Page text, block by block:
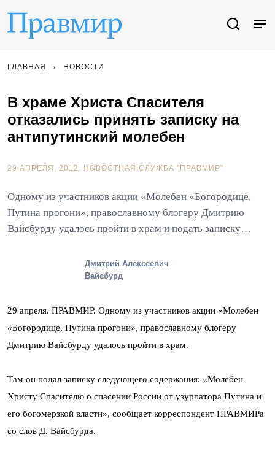
ГЛАВНАЯ НОВОСТИ
В храме Христа Спасителя
отказались принять записку на
антипутинский молебен
29 АПРЕЛЯ, 2012. НОВОСТНАЯ СЛУЖБА "ПРАВМИР"
Одному из участников акции «Молебен «Богородице,
Путина прогони», православному блогеру Дмитрию
Вайсбурду удалось пройти в храм и подать записку…
Дмитрий Алексеевич
Вайсбурд
29 апреля. ПРАВМИР. Одному из участников акции «Молебен
«Богородице, Путина прогони», православному блогеру
Дмитрию Вайсбурду удалось пройти в храм.
Там он подал записку следующего содержания: «Молебен
Христу Спасителю о спасении России от узурпатора Путина и
его богомерзкой власти», сообщает корреспондент ПРАВМИРа
со слов Д. Вайсбурда.